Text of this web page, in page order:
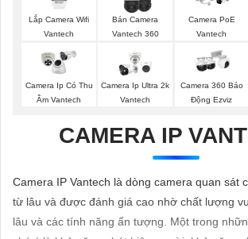
GÓI
SẢN
TƯ
VẤN
LẮP
Lắp Camera Wifi
Vantech
Bán Camera
Vantech 360
Camera PoE
Vantech
Camera Ip Có Thu
Âm Vantech
Camera Ip Ultra 2k
Vantech
Camera 360 Báo
Động Ezviz
CAMERA IP
Camera IP Vantech là dòng camera quan sát
từ lâu và được đánh giá cao nhờ chất lượng
lâu và các tính năng ấn tượng. Một trong